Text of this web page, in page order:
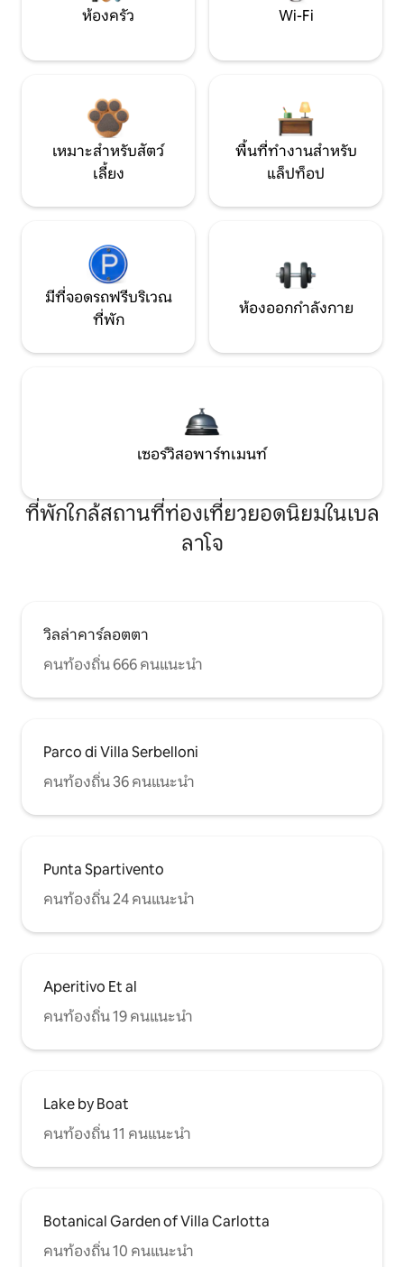
ห้องครัว Wi-Fi
เหมาะสำหรับสัตว์
เลี้ยง
พื้นที่ทำงานสำหรับ
แล็ปท็อป
มีที่จอดรถฟรีบริเวณ
ที่พัก
ห้องออกกำลังกาย
เซอร์วิสอพาร์ทเมนท์
ที่พักใกล้สถานที่ท่องเที่ยวยอดนิยมในเบล
ลาโจ
วิลล่าคาร์ลอตตา
คนท้องถิ่น 666 คนแนะนำ
Parco di Villa Serbelloni
คนท้องถิ่น 36 คนแนะนำ
Punta Spartivento
คนท้องถิ่น 24 คนแนะนำ
Aperitivo Et al
คนท้องถิ่น 19 คนแนะนำ
Lake by Boat
คนท้องถิ่น 11 คนแนะนำ
Botanical Garden of Villa Carlotta
คนท้องถิ่น 10 คนแนะนำ